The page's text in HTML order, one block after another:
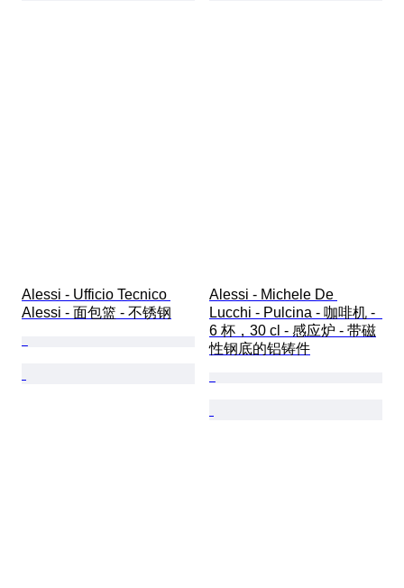
Alessi - Ufficio Tecnico
Alessi - 面包篮 - 不锈钢
Alessi - Michele De
Lucchi - Pulcina - 咖啡机 -
6 杯，30 cl - 感应炉 - 带磁
性钢底的铝铸件